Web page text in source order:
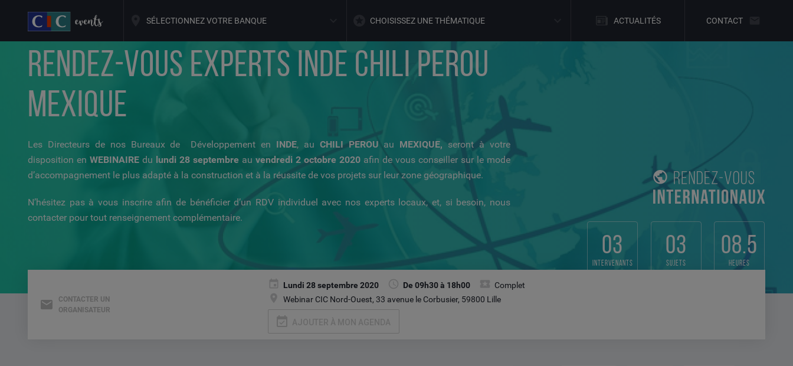
SÉLECTIONNEZ VOTRE BANQUE CHOISISSEZ UNE THÉMATIQUE CONTACT
ACTUALITÉS
RENDEZ-VOUS EXPERTS INDE CHILI PEROU
MEXIQUE
Les Directeurs de nos Bureaux de Développement en INDE, au CHILI PEROU au MEXIQUE, seront à votre
disposition en WEBINAIRE du lundi 28 septembre au vendredi 2 octobre 2020 afin de vous conseiller sur le mode
d’accompagnement le plus adapté à la construction et à la réussite de vos projets sur leur zone géographique.
N’hésitez pas à vous inscrire afin de bénéficier d’un RDV individuel avec nos experts locaux, et, si besoin, nous
contacter pour tout renseignement complémentaire.
03
intervenants
03
sujets
08.5
heures
CONTACTER UN
ORGANISATEUR
Lundi 28 septembre 2020 De 09h30 à 18h00
Complet
Webinar CIC Nord-Ouest, 33 avenue le Corbusier, 59800 Lille